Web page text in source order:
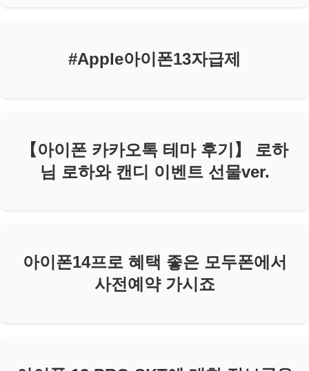
#Apple아이폰13자급제
【아이폰 카카오톡 테마 후기】 로하
님 로하와 캔디 이벤트 선물ver.
아이폰14프로 혜택 좋은 모두폰에서
사전예약 가시죠